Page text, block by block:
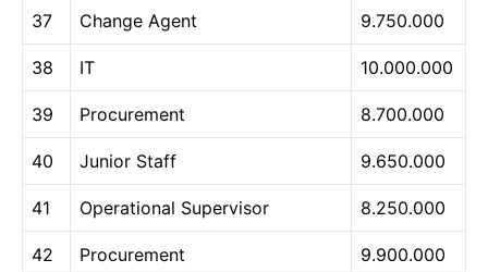
37 Change Agent 9.750.000
38 IT 10.000.000
39 Procurement 8.700.000
40 Junior Staff 9.650.000
41 Operational Supervisor 8.250.000
42 Procurement 9.900.000